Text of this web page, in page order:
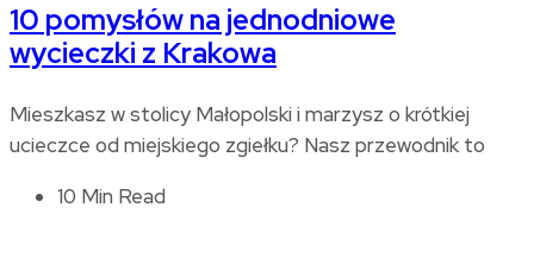
10 pomysłów na jednodniowe
wycieczki z Krakowa
Mieszkasz w stolicy Małopolski i marzysz o krótkiej
ucieczce od miejskiego zgiełku? Nasz przewodnik to
10 Min Read